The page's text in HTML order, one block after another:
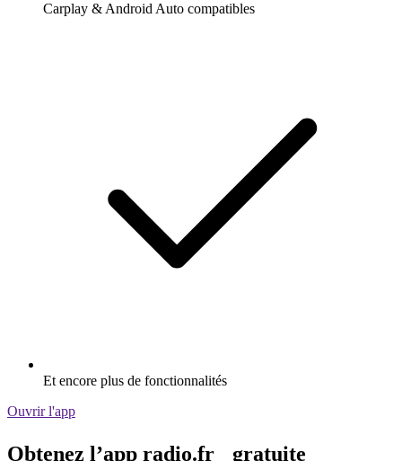
Carplay & Android Auto compatibles
Et encore plus de fonctionnalités
Ouvrir l'app
Obtenez l’app radio.fr gratuite